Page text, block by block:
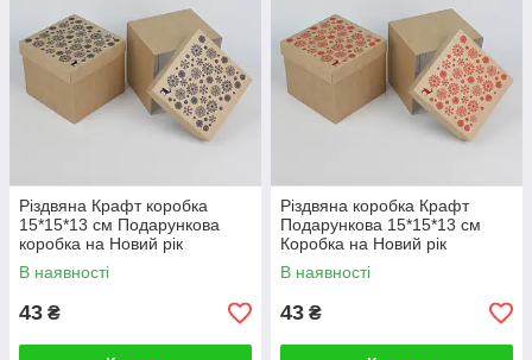
Різдвяна Крафт коробка
15*15*13 см Подарункова
коробка на Новий рік
В наявності
43 ₴
Різдвяна коробка Крафт
Подарункова 15*15*13 см
Коробка на Новий рік
В наявності
43 ₴